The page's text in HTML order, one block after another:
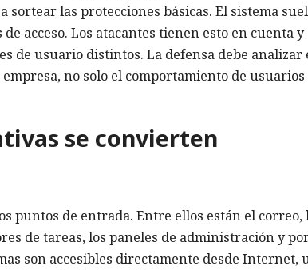
las protecciones básicas. El sistema
acceso. Los atacantes tienen esto en cuenta y
de usuario distintos. La defensa debe analizar
no solo el comportamiento de usuarios
se convierten
de entrada. Entre ellos están el correo,
de tareas, los paneles de administración y
son accesibles directamente desde Internet,